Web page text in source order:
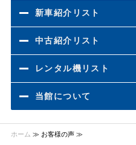
新車紹介リスト
中古紹介リスト
レンタル機リスト
当館について
ホーム ≫ お客様の声 ≫